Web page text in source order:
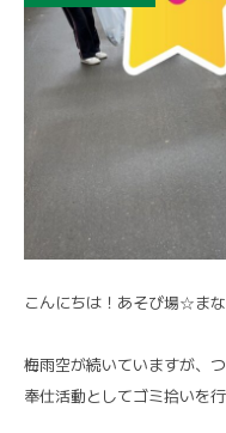
こんにちは！あそび場☆ま
梅雨空が続いていますが、
奉仕活動としてゴミ拾いを